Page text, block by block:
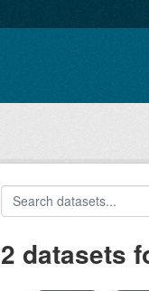
2 datasets